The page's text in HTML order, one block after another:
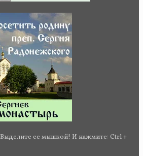
ее мышкой! И нажмите: Ctrl +